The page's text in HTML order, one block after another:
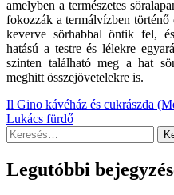
amelyben a természetes
fokozzák a termálvízben történő
keverve sörhabbal öntik fel,
hatású a testre és lélekre
szinten található meg a hat
meghitt összejövetelekre is.
Bejegyzés
navigáció
Il Gino kávéház és cukrászda
Lukács fürdő
Keresés:
Legutóbbi